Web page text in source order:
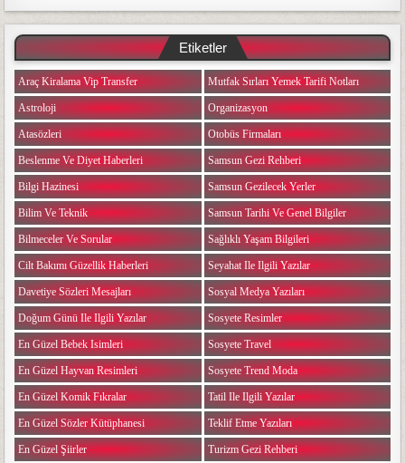
Etiketler
Araç Kiralama Vip Transfer
Astroloji
Atasözleri
Beslenme Ve Diyet Haberleri
Bilgi Hazinesi
Bilim Ve Teknik
Bilmeceler Ve Sorular
Cilt Bakımı Güzellik Haberleri
Davetiye Sözleri Mesajları
Doğum Günü Ile Ilgili Yazılar
En Güzel Bebek Isimleri
En Güzel Hayvan Resimleri
En Güzel Komik Fıkralar
En Güzel Sözler Kütüphanesi
En Güzel Şiirler
Mutfak Sırları Yemek Tarifi Notları
Organizasyon
Otobüs Firmaları
Samsun Gezi Rehberi
Samsun Gezilecek Yerler
Samsun Tarihi Ve Genel Bilgiler
Sağlıklı Yaşam Bilgileri
Seyahat Ile Ilgili Yazılar
Sosyal Medya Yazıları
Sosyete Resimler
Sosyete Travel
Sosyete Trend Moda
Tatil Ile Ilgili Yazılar
Teklif Etme Yazıları
Turizm Gezi Rehberi